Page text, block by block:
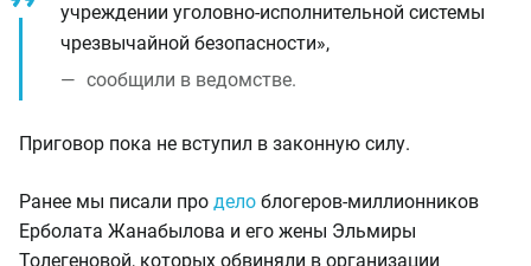
учреждении уголовно-исполнительной системы
чрезвычайной безопасности»,
сообщили в ведомстве.
Приговор пока не вступил в законную силу.
Ранее мы писали про дело блогеров-миллионников
Ерболата Жанабылова и его жены Эльмиры
Толегеновой, которых обвиняли в организации